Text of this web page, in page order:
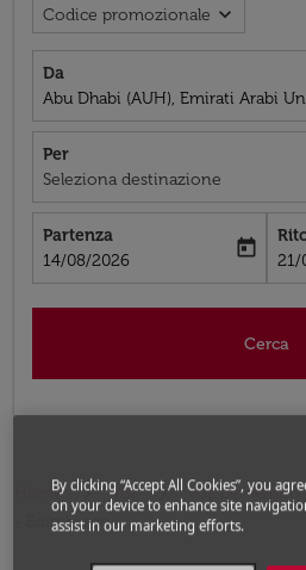
Codice promozionale expand_more
Da
Abu Dhabi (AUH), Emirati Arabi
Per
Seleziona destinazione
Partenza
fc-booking-departure-date-aria-
14/08/2026
today
fc-
21/
Cerca
Home Voli Voli per
- Edimburgo
By clicking “Accept All Cookies”, you
on your device to enhance site
assist in our marketing efforts.